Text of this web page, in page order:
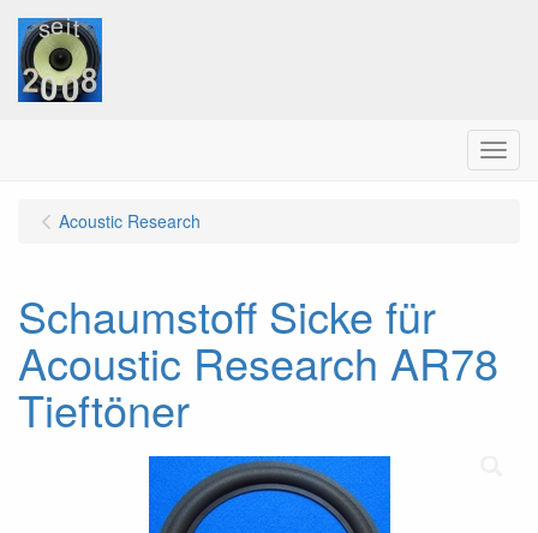
Menu
Acoustic Research
Schaumstoff Sicke für
Acoustic Research AR78
Tieftöner